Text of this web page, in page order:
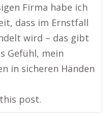
Firma habe ich
dass im Ernstfall
wird – das gibt
Gefühl, mein
in sicheren Händen
post.